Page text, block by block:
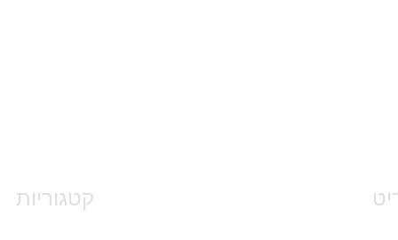
קטגוריות